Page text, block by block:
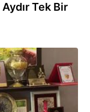
Tek Bir